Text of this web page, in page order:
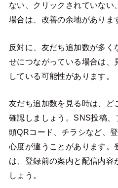
ない、クリックされていない
場合は、改善の余地がありま
反対に、友だち追加数が多
せにつながっている場合は、
している可能性があります。
友だち追加数を見る時は、ど
確認しましょう。SNS投稿
頭QRコード、チラシなど、
心度が違うことがあります。
は、登録前の案内と配信内容
しょう。